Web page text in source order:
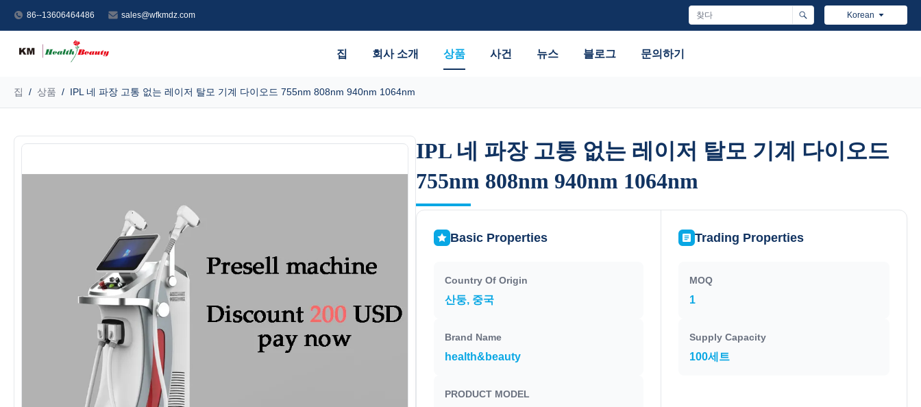
86--13606464486 sales@wfkmdz.com Korean
집 회사 소개 상품 사건 뉴스 블로그 문의하기
집 / 상품 / IPL 네 파장 고통 없는 레이저 탈모 기계 다이오드 755nm 808nm 940nm 1064nm
IPL 네 파장 고통 없는 레이저 탈모 기계 다이오드
755nm 808nm 940nm 1064nm
IPL 네 파장 고통 없는 레이저 탈모 기계 다이오드
755nm 808nm 940nm 1064nm
Basic Properties
Country Of Origin
산둥, 중국
Brand Name
health&beauty
PRODUCT MODEL
Trading Properties
MOQ
1
Supply Capacity
100세트